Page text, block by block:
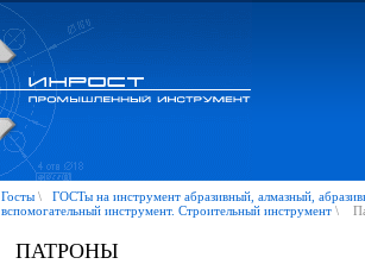
Госты \
ГОСТы на инструмент абразивный, алмазный,
вспомогательный инструмент. Строительный инструмент \
ПАТРОНЫ